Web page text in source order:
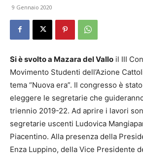
9 Gennaio 2020
Si è svolto a Mazara del Vallo il III
Movimento Studenti dell’Azione
tema “Nuova era”. Il congresso è
eleggere le segretarie che
triennio 2019-22. Ad aprire i lavori
segretarie uscenti Ludovica
Piacentino. Alla presenza della
Enza Luppino, della Vice Presidente